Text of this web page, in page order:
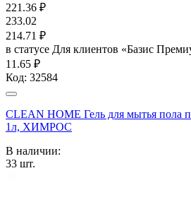
221.36 ₽
233.02
214.71 ₽
в статусе Для клиентов «Базис
11.65 ₽
Код: 32584
CLEAN HOME Гель для мытья пола
1л, ХИМРОС
В наличии:
33 шт.